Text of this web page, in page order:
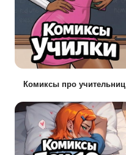
Комиксы про учительниц